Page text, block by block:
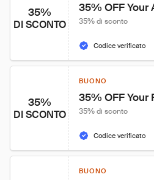
35%
DI SCONTO
35% OFF Your
35% di sconto
Codice verificato
35%
DI SCONTO
BUONO
35% OFF Your
35% di sconto
Codice verificato
BUONO